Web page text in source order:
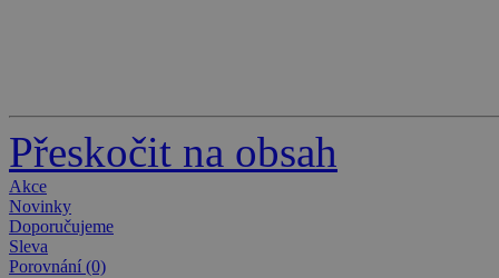
Přeskočit na obsah
Akce
Novinky
Doporučujeme
Sleva
Porovnání (0)